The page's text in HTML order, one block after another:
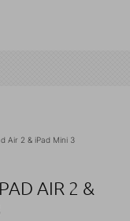
Air 2 & iPad Mini 3
AIR 2 &